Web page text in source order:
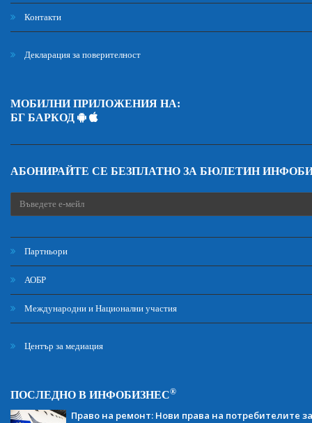
Контакти
Декларация за поверителност
МОБИЛНИ ПРИЛОЖЕНИЯ НА:
БГ БАРКОД
АБОНИРАЙТЕ СЕ БЕЗПЛАТНО ЗА БЮЛЕТИН
Партньори
АОБР
Международни и Национални участия
Център за медиация
ПОСЛЕДНО В ИНФОБИЗНЕС®
Право на ремонт: Нови права на потребителите